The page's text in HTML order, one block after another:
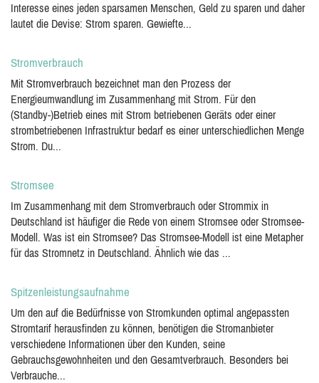
Interesse eines jeden sparsamen Menschen, Geld zu sparen und daher
lautet die Devise: Strom sparen. Gewiefte...
Stromverbrauch
Mit Stromverbrauch bezeichnet man den Prozess der
Energieumwandlung im Zusammenhang mit Strom. Für den
(Standby-)Betrieb eines mit Strom betriebenen Geräts oder einer
strombetriebenen Infrastruktur bedarf es einer unterschiedlichen Menge
Strom. Du...
Stromsee
Im Zusammenhang mit dem Stromverbrauch oder Strommix in
Deutschland ist häufiger die Rede von einem Stromsee oder Stromsee-
Modell. Was ist ein Stromsee? Das Stromsee-Modell ist eine Metapher
für das Stromnetz in Deutschland. Ähnlich wie das ...
Spitzenleistungsaufnahme
Um den auf die Bedürfnisse von Stromkunden optimal angepassten
Stromtarif herausfinden zu können, benötigen die Stromanbieter
verschiedene Informationen über den Kunden, seine
Gebrauchsgewohnheiten und den Gesamtverbrauch. Besonders bei
Verbrauche...